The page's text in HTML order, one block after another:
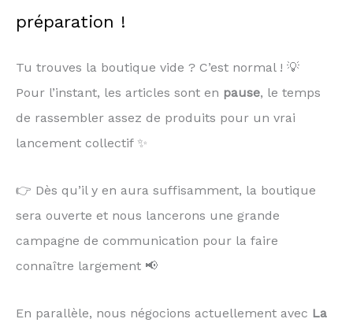
préparation !
Tu trouves la boutique vide ? C’est normal ! 💡
Pour l’instant, les articles sont en pause, le temps
de rassembler assez de produits pour un vrai
lancement collectif ✨
👉 Dès qu’il y en aura suffisamment, la boutique
sera ouverte et nous lancerons une grande
campagne de communication pour la faire
connaître largement 📢
En parallèle, nous négocions actuellement avec La